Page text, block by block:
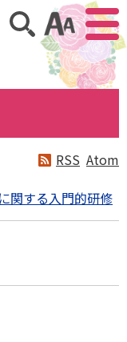
アクセ
サイト内検索
RSS Atom
関する入門的研修